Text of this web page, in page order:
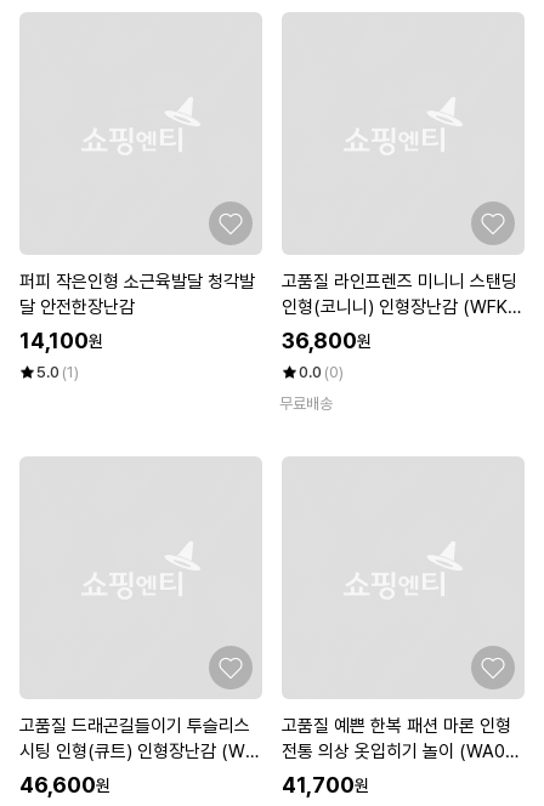
퍼피 작은인형 소근육발달 청각발
달 안전한장난감
14,100원
5.0 (1)
고품질 라인프렌즈 미니니 스탠딩
인형(코니니) 인형장난감 (WFKD
RZA)
36,800원
0.0 (0)
무료배송
고품질 드래곤길들이기 투슬리스
시팅 인형(큐트) 인형장난감 (WF
KDRWQ)
46,600원
고품질 예쁜 한복 패션 마론 인형
전통 의상 옷입히기 놀이 (WA08
330)
41,700원